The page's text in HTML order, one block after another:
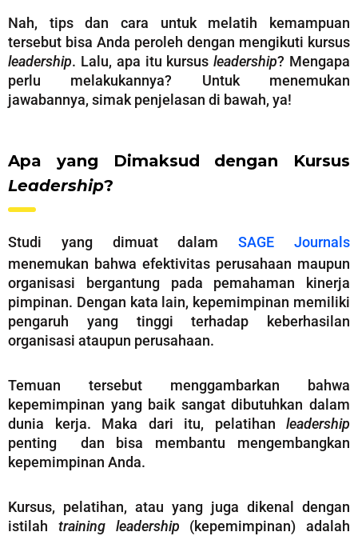
Nah, tips dan cara untuk melatih kemampuan
tersebut bisa Anda peroleh dengan mengikuti kursus
leadership. Lalu, apa itu kursusleadership? Mengapa
perlu melakukannya? Untuk menemukan
jawabannya, simak penjelasan di bawah, ya!
Apa yang Dimaksud dengan Kursus
Leadership?
Studi yang dimuat dalamSAGE Journals
menemukan bahwa efektivitas perusahaan maupun
organisasi bergantung pada pemahaman kinerja
pimpinan. Dengan kata lain, kepemimpinan memiliki
pengaruh yang tinggi terhadap keberhasilan
organisasi ataupun perusahaan.
Temuan tersebut menggambarkan bahwa
kepemimpinan yang baik sangat dibutuhkan dalam
dunia kerja. Maka dari itu, pelatihan leadership
penting dan bisa membantu mengembangkan
kepemimpinan Anda.
Kursus, pelatihan, atau yang juga dikenal dengan
istilah training leadership (kepemimpinan) adalah